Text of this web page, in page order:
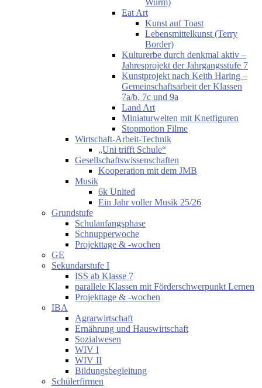
Wurm)
Eat Art
Kunst auf Toast
Lebensmittelkunst (Terry
Border)
Kulturerbe durch denkmal aktiv –
Jahresprojekt der Jahrgangsstufe 7
Kunstprojekt nach Keith Haring –
Gemeinschaftsarbeit der Klassen
7a/b, 7c und 9a
Land Art
Miniaturwelten mit Knetfiguren
Stopmotion Filme
Wirtschaft-Arbeit-Technik
„Uni trifft Schule“
Gesellschaftswissenschaften
Kooperation mit dem JMB
Musik
6k United
Ein Jahr voller Musik 25/26
Grundstufe
Schulanfangsphase
Schnupperwoche
Projekttage & -wochen
GE
Sekundarstufe I
ISS ab Klasse 7
parallele Klassen mit Förderschwerpunkt Lernen
Projekttage & -wochen
IBA
Agrarwirtschaft
Ernährung und Hauswirtschaft
Sozialwesen
WIV I
WIV II
Bildungsbegleitung
Schülerfirmen